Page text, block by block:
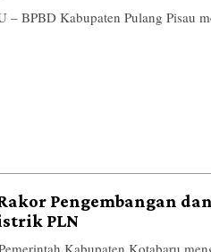
– BPBD Kabupaten Pulang Pisau
Pengembangan dan
PLN